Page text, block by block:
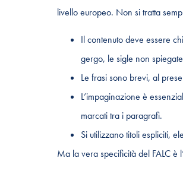
livello europeo. Non si tratta
Il contenuto deve essere
gergo, le sigle non
Le frasi sono brevi, al
L’impaginazione è
marcati tra i paragrafi.
Si utilizzano titoli espliciti,
Ma la vera specificità del FALC è